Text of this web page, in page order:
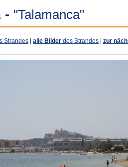
- "Talamanca"
Strandes alle Bilder des Strandes zur